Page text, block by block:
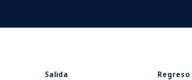
Salida Regreso